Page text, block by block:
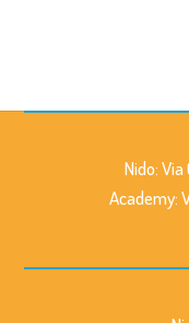
Nido:
Academy: